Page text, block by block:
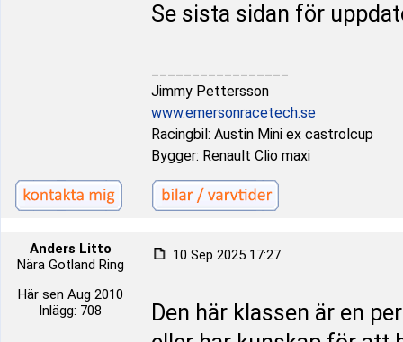
Se sista sidan för
Jimmy Pettersson
www.emersonracetech.se
Racingbil: Austin Mini ex castrolcup
Bygger: Renault Clio maxi
Anders Litto
Nära Gotland Ring
Här sen Aug 2010
Inlägg: 708
10 Sep 2025 17:27
Den här klassen är en